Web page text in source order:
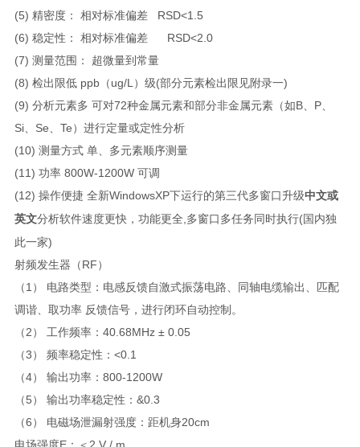
(5) 精密度： 相对标准偏差 RSD<1.5
(6) 稳定性： 相对标准偏差 RSD<2.0
(7) 测量范围： 超微量到常量
(8) 检出限低 ppb（ug/L）级(部分元素检出限见附录一)
(9) 分析元素多 可对72种金属元素和部分非金属元素（如B、P、
Si、Se、Te）进行定量或定性分析
(10) 测量方式 单、多元素顺序测量
(11) 功率 800W-1200W 可调
(12) 操作便捷 全新WindowsXP下运行的第三代多窗口升级中文或
英文分析软件速度更快，功能更全,多窗口多任务同时执行(国内独
此一家)
射频发生器（RF）
（1） 电路类型：电感反馈自激式振荡电路、同轴电缆输出、匹配
调谐、取功率 反馈信号，进行闭环自动控制。
（2） 工作频率：40.68MHz ± 0.05
（3） 频率稳定性：<0.1
（4） 输出功率：800-1200W
（5） 输出功率稳定性：&0.3
（6） 电磁场泄漏射强度：距机身20cm
电场强度E：＜2 V / m